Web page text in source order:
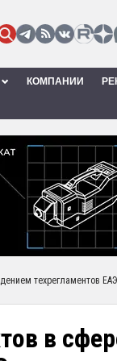
КОМПАНИИ
техрегламентов
в